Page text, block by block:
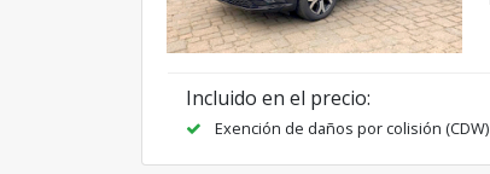
Incluido en el precio:
Exención de daños por colisión (CDW)